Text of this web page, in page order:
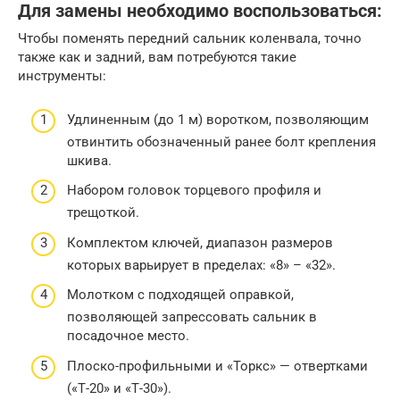
Для замены необходимо воспользоваться:
Чтобы поменять передний сальник коленвала, точно
также как и задний, вам потребуются такие
инструменты:
Удлиненным (до 1 м) воротком, позволяющим
отвинтить обозначенный ранее болт крепления
шкива.
Набором головок торцевого профиля и
трещоткой.
Комплектом ключей, диапазон размеров
которых варьирует в пределах: «8» – «32».
Молотком с подходящей оправкой,
позволяющей запрессовать сальник в
посадочное место.
Плоско-профильными и «Торкс» — отвертками
(«Т-20» и «Т-30»).